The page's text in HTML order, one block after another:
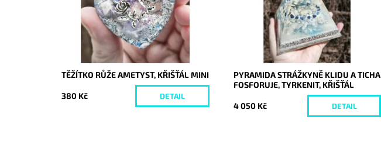
TĚŽÍTKO RŮŽE AMETYST, KŘIŠŤÁL MINI
380 Kč DETAIL
PYRAMIDA STRÁŽKYNĚ KLIDU A TICHA
FOSFORUJE, TYRKENIT, KŘIŠŤÁL
4 050 Kč DETAIL